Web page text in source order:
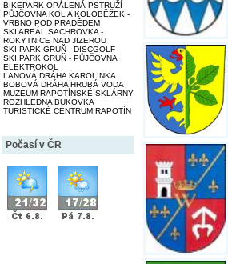
BIKEPARK OPÁLENÁ PSTRUŽÍ
PŮJČOVNA KOL A KOLOBĚŽEK -
VRBNO POD PRADĚDEM
SKI AREÁL SACHROVKA -
ROKYTNICE NAD JIZEROU
SKI PARK GRUŇ - DISCGOLF
SKI PARK GRUŇ - PŮJČOVNA
ELEKTROKOL
LANOVÁ DRÁHA KAROLINKA
BOBOVÁ DRÁHA HRUBÁ VODA
MUZEUM RAPOTÍNSKÉ SKLÁRNY
ROZHLEDNA BUKOVKA
TURISTICKÉ CENTRUM RAPOTÍN
Počasí v ČR